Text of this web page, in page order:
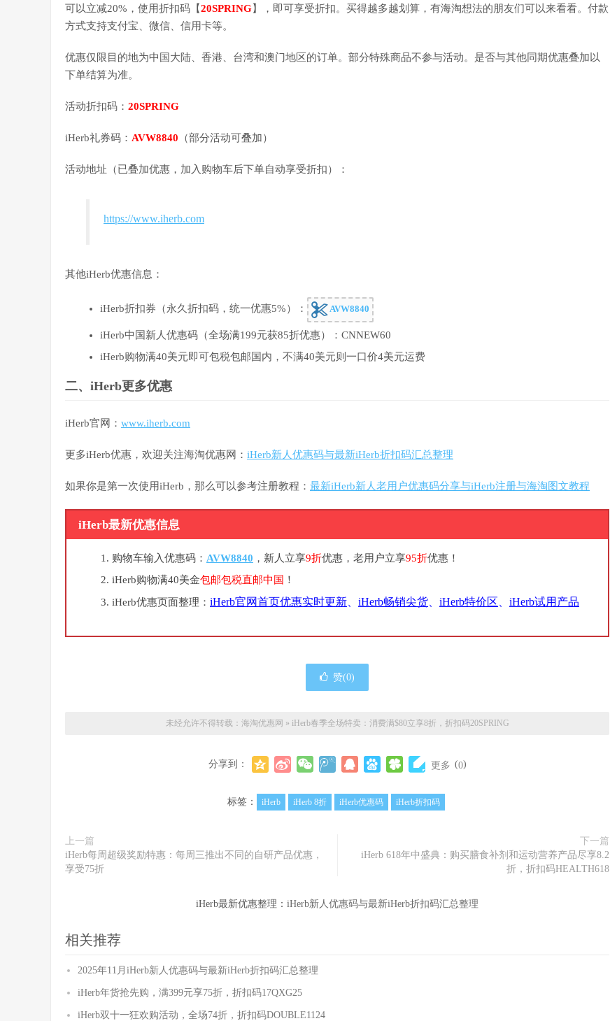
可以立减20%，使用折扣码【20SPRING】，即可享受折扣。买得越多越划算，有海淘想法的朋友们可以来看看。付款
方式支持支付宝、微信、信用卡等。
优惠仅限目的地为中国大陆、香港、台湾和澳门地区的订单。部分特殊商品不参与活动。是否与其他同期优惠叠加以
下单结算为准。
活动折扣码： 20SPRING
iHerb礼券码： AVW8840 （部分活动可叠加）
活动地址（已叠加优惠，加入购物车后下单自动享受折扣）：
https://www.iherb.com
其他iHerb优惠信息：
iHerb折扣券（永久折扣码，统一优惠5%）： AVW8840
iHerb中国新人优惠码（全场满199元获85折优惠）：CNNEW60
iHerb购物满40美元即可包税包邮国内，不满40美元则一口价4美元运费
二、iHerb更多优惠
iHerb官网： www.iherb.com
更多iHerb优惠，欢迎关注海淘优惠网： iHerb新人优惠码与最新iHerb折扣码汇总整理
如果你是第一次使用iHerb，那么可以参考注册教程： 最新iHerb新人老用户优惠码分享与iHerb注册与海淘图文教程
iHerb最新优惠信息
购物车输入优惠码： AVW8840 ，新人立享9折优惠，老用户立享95折优惠！
iHerb购物满40美金包邮包税直邮中国 ！
iHerb优惠页面整理： iHerb官网首页优惠实时更新 iHerb畅销尖货 iHerb特价区 iHerb试用产品
赞(0)
未经允许不得转载： 海淘优惠网 » iHerb春季全场特卖：消费满$80立享8折，折扣码20SPRING
分享到： 更多 (0)
标签： iHerb iHerb 8折 iHerb优惠码 iHerb折扣码
上一篇
iHerb每周超级奖励特惠：每周三推出不同的自研产品优惠，
享受75折
下一篇
iHerb 618年中盛典：购买膳食补剂和运动营养产品尽享8.2
折，折扣码HEALTH618
iHerb最新优惠整理： iHerb新人优惠码与最新iHerb折扣码汇总整理
相关推荐
2025年11月iHerb新人优惠码与最新iHerb折扣码汇总整理
iHerb年货抢先购，满399元享75折，折扣码17QXG25
iHerb双十一狂欢购活动，全场74折，折扣码DOUBLE1124